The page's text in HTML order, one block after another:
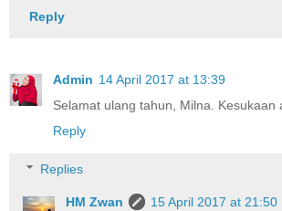
Reply
Admin 14 April 2017 at 13:39
Selamat ulang tahun, Milna. Kesukaan
Reply
Replies
HM Zwan
15 April 2017 at 21:50